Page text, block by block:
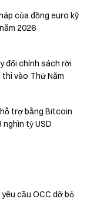
của đồng euro kỹ
2026
đổi chính sách rời
vào Thứ Năm
trợ bằng Bitcoin
tỷ USD
cầu OCC dỡ bỏ